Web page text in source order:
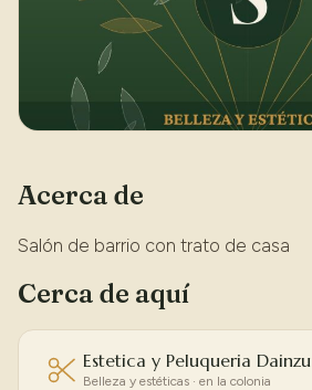
Acerca de
Salón de barrio con trato de casa
Cerca de aquí
Estetica y Peluqueria Dainzu
Belleza y estéticas · en la colonia